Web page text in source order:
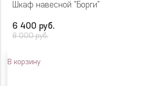
Шкаф навесной "Борги"
6 400 руб.
8 000 руб.
В корзину